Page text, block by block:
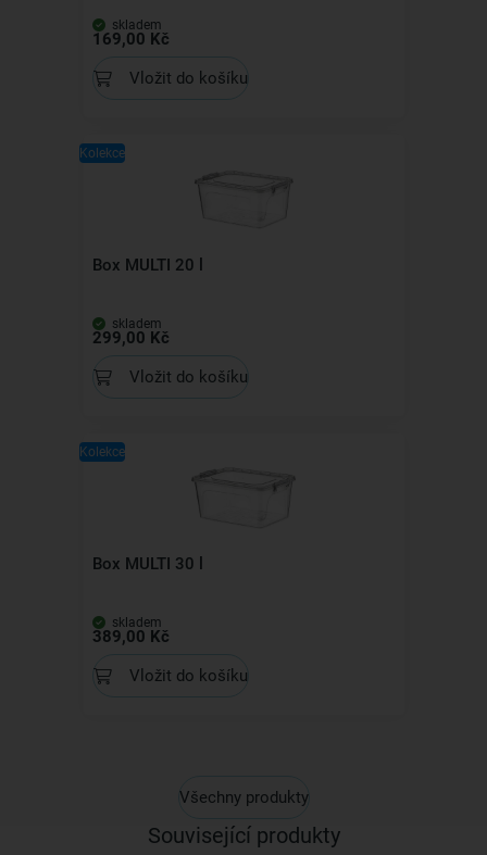
skladem
169,00 Kč
Vložit do košíku
Kolekce
Box MULTI 20 l
skladem
299,00 Kč
Vložit do košíku
Kolekce
Box MULTI 30 l
skladem
389,00 Kč
Vložit do košíku
Všechny produkty
Související produkty